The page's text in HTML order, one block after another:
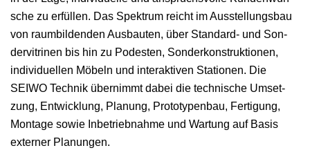
sche zu erfüllen. Das Spek­trum reicht im Ausstel­lungs­bau
von raum­bilden­den Aus­baut­en, über Stan­dard- und Son­
dervit­ri­nen bis hin zu Podesten, Son­derkon­struk­tio­nen,
indi­vidu­ellen Möbeln und inter­ak­tiv­en Sta­tio­nen. Die
SEIWO Tech­nik übern­immt dabei die tech­nis­che Umset­
zung, Entwick­lung, Pla­nung, Pro­to­typen­bau, Fer­ti­gung,
Mon­tage sowie Inbe­trieb­nahme und Wartung auf Basis
extern­er Pla­nun­gen.